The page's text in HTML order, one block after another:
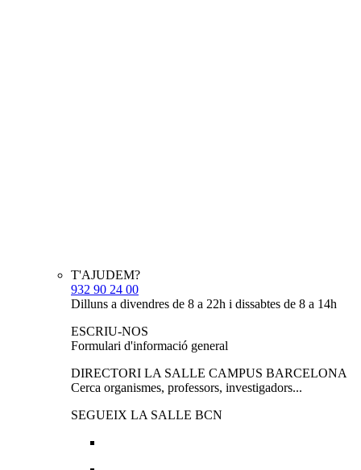
T'AJUDEM?
932 90 24 00
Dilluns a divendres de 8 a 22h i dissabtes de 8 a 14h
ESCRIU-NOS
Formulari d'informació general
DIRECTORI LA SALLE CAMPUS BARCELONA
Cerca organismes, professors, investigadors...
SEGUEIX LA SALLE BCN